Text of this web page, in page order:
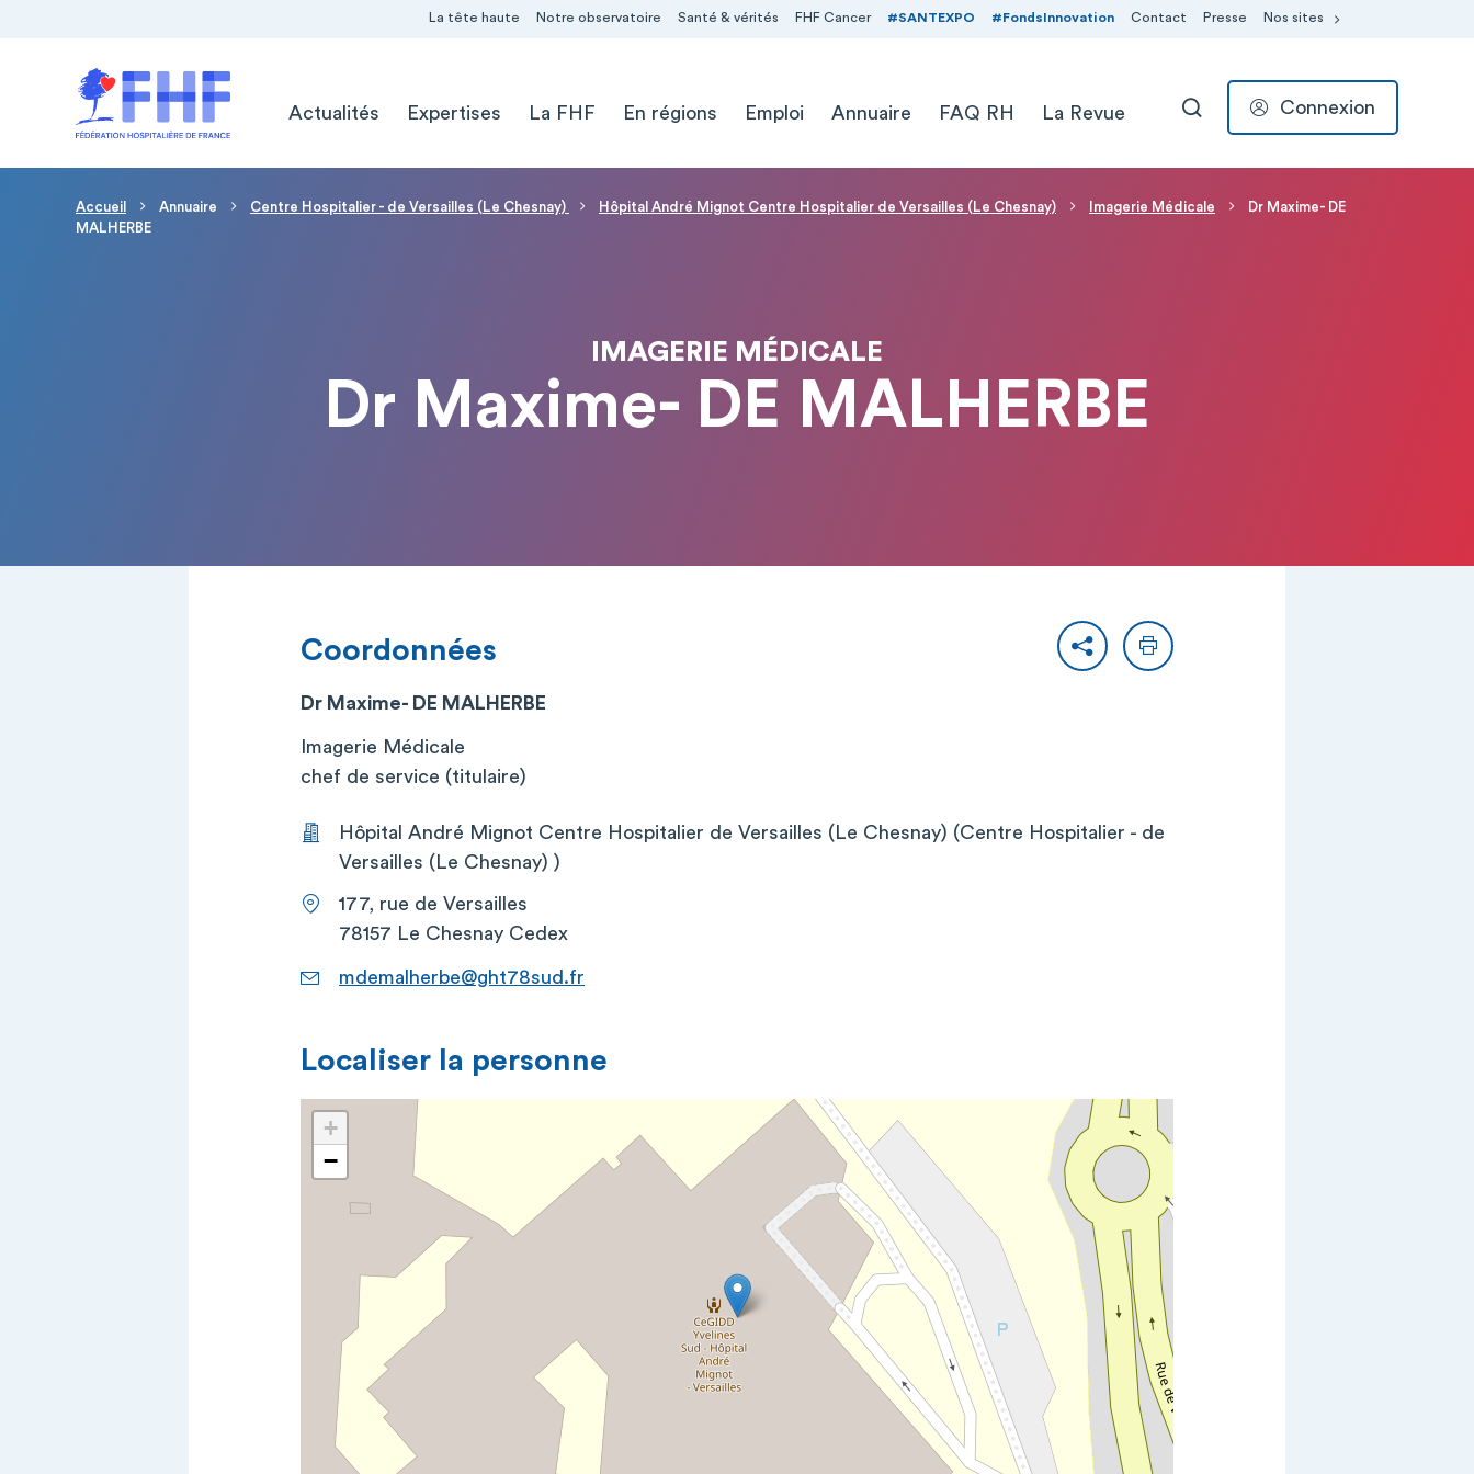
La tête haute Notre observatoire Santé & vérités FHF Cancer #SANTEXPO #FondsInnovation Contact Presse Nos sites
Actualités
Expertises La FHF En régions Emploi Annuaire FAQ RH La Revue RECHERCHER
Connexion
Fil d'Ariane
Accueil Annuaire Centre Hospitalier - de Versailles (Le Chesnay) Hôpital André Mignot Centre Hospitalier de Versailles (Le Chesnay) Imagerie Médicale
Dr Maxime- DE
MALHERBE
IMAGERIE MÉDICALE
Dr Maxime- DE MALHERBE
PartagerImprimer
Coordonnées
Dr Maxime- DE MALHERBE
Imagerie Médicale
chef de service (titulaire)
Hôpital André Mignot Centre Hospitalier de Versailles (Le Chesnay) (Centre Hospitalier - de
Versailles (Le Chesnay) )
177, rue de Versailles
78157 Le Chesnay Cedex
mdemalherbe@ght78sud.fr
Localiser la personne
+
−